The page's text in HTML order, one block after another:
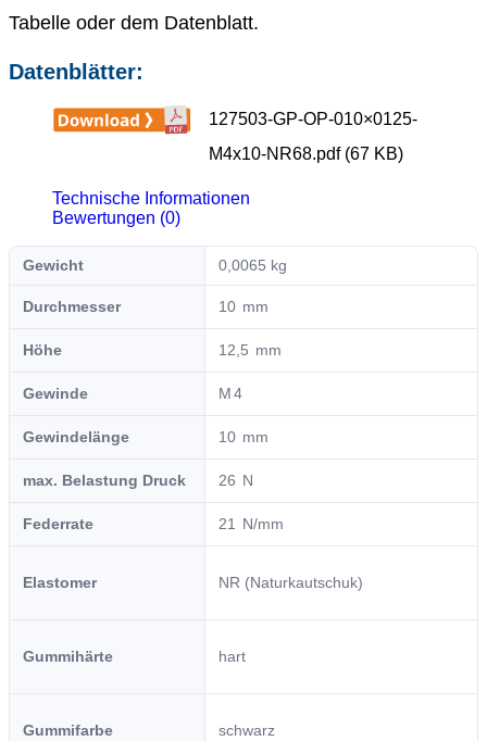
Tabelle oder dem Datenblatt.
Datenblätter:
127503-GP-OP-010×0125-
M4x10-NR68.pdf (67 KB)
Technische Informationen
Bewertungen (0)
Gewicht 0,0065 kg
Durchmesser 10
Höhe 12,5
Gewinde 4
Gewindelänge 10
max. Belastung Druck 26
Federrate 21
Elastomer NR (Naturkautschuk)
Gummihärte hart
Gummifarbe schwarz